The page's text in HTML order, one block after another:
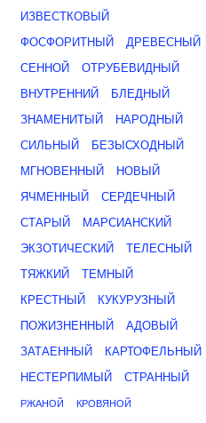
ИЗВЕСТКОВЫЙ
ФОСФОРИТНЫЙ
ДРЕВЕСНЫЙ
СЕННОЙ
ОТРУБЕВИДНЫЙ
ВНУТРЕННИЙ
БЛЕДНЫЙ
ЗНАМЕНИТЫЙ
НАРОДНЫЙ
СИЛЬНЫЙ
БЕЗЫСХОДНЫЙ
МГНОВЕННЫЙ
НОВЫЙ
ЯЧМЕННЫЙ
СЕРДЕЧНЫЙ
СТАРЫЙ
МАРСИАНСКИЙ
ЭКЗОТИЧЕСКИЙ
ТЕЛЕСНЫЙ
ТЯЖКИЙ
ТЕМНЫЙ
КРЕСТНЫЙ
КУКУРУЗНЫЙ
ПОЖИЗНЕННЫЙ
АДОВЫЙ
ЗАТАЕННЫЙ
КАРТОФЕЛЬНЫЙ
НЕСТЕРПИМЫЙ
СТРАННЫЙ
РЖАНОЙ КРОВЯНОЙ